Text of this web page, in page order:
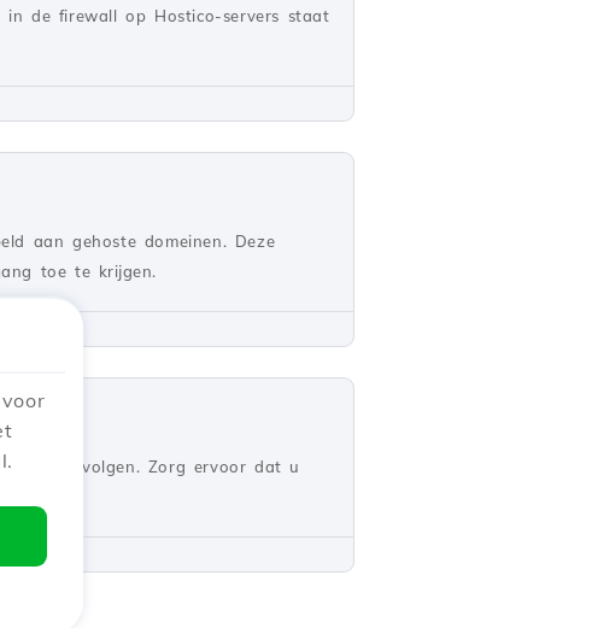
de firewall op Hostico-servers staat
aan gehoste domeinen. Deze
toe te krijgen.
te volgen. Zorg ervoor dat u